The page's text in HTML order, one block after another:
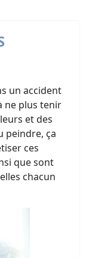
un accident
ne plus tenir
et des
peindre, ça
ces
que sont
chacun